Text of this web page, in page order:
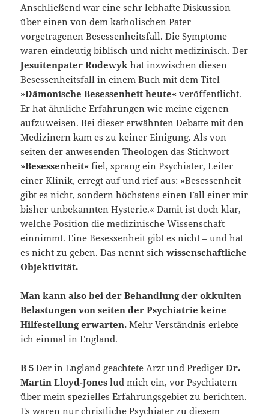
Anschließend war eine sehr lebhafte Diskussion
über einen von dem katholischen Pater
vorgetragenen Besessenheitsfall. Die Symptome
waren eindeutig biblisch und nicht medizinisch. Der
Jesuitenpater Rodewyk hat inzwischen diesen
Besessenheitsfall in einem Buch mit dem Titel
»Dämonische Besessenheit heute« veröffentlicht.
Er hat ähnliche Erfahrungen wie meine eigenen
aufzuweisen. Bei dieser erwähnten Debatte mit den
Medizinern kam es zu keiner Einigung. Als von
seiten der anwesenden Theologen das Stichwort
»Besessenheit« fiel, sprang ein Psychiater, Leiter
einer Klinik, erregt auf und rief aus: »Besessenheit
gibt es nicht, sondern höchstens einen Fall einer mir
bisher unbekannten Hysterie.« Damit ist doch klar,
welche Position die medizinische Wissenschaft
einnimmt. Eine Besessenheit gibt es nicht – und hat
es nicht zu geben. Das nennt sichwissenschaftliche
Objektivität.
Man kann also bei der Behandlung der okkulten
Belastungen von seiten der Psychiatrie keine
Hilfestellung erwarten. Mehr Verständnis erlebte
ich einmal in England.
B 5 Der in England geachtete Arzt und Prediger Dr.
Martin Lloyd-Jones lud mich ein, vor Psychiatern
über mein spezielles Erfahrungsgebiet zu berichten.
Es waren nur christliche Psychiater zu diesem